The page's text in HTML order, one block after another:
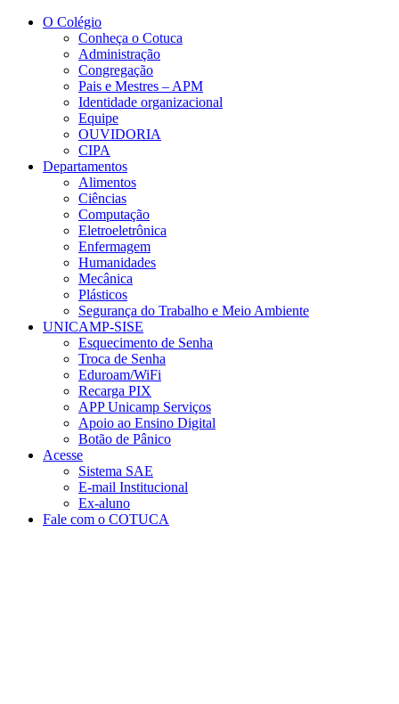
Conteúdo principal
O Colégio
Conheça o Cotuca
Administração
Congregação
Pais e Mestres – APM
Identidade organizacional
Equipe
OUVIDORIA
CIPA
Departamentos
Alimentos
Ciências
Computação
Eletroeletrônica
Enfermagem
Humanidades
Mecânica
Plásticos
Segurança do Trabalho e Meio Ambiente
UNICAMP-SISE
Esquecimento de Senha
Troca de Senha
Eduroam/WiFi
Recarga PIX
APP Unicamp Serviços
Apoio ao Ensino Digital
Botão de Pânico
Acesse
Sistema SAE
E-mail Institucional
Ex-aluno
Fale com o COTUCA